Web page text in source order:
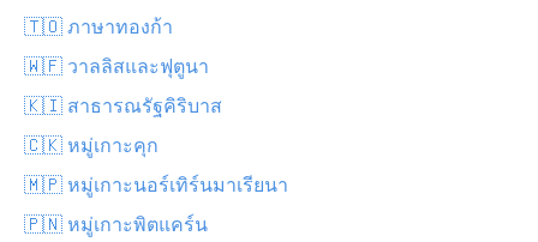
🇹🇴 ภาษาทองก้า
🇼🇫 วาลลิสและฟุตูนา
🇰🇮 สาธารณรัฐคิริบาส
🇨🇰 หมู่เกาะคุก
🇲🇵 หมู่เกาะนอร์เทิร์นมาเรียนา
🇵🇳 หมู่เกาะพิตแคร์น